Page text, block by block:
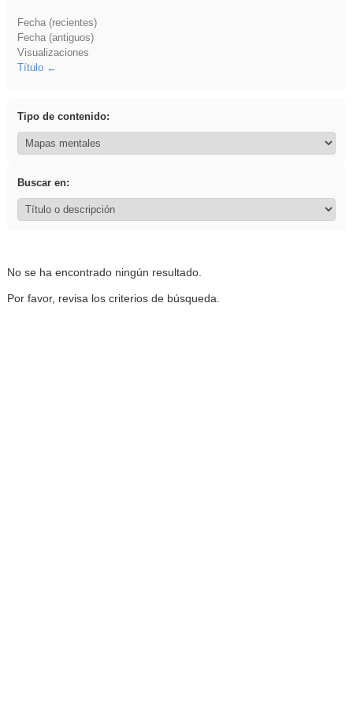
Fecha (recientes)
Fecha (antiguos)
Visualizaciones
Título
Tipo de contenido:
Buscar en:
No se ha encontrado ningún resultado.
Por favor, revisa los criterios de búsqueda.